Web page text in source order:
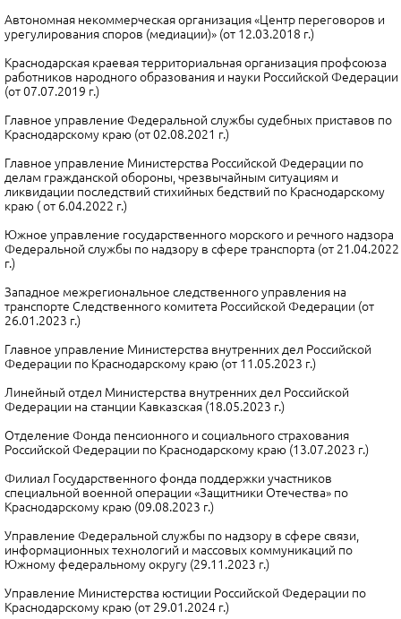
Автономная некоммерческая организация «Центр переговоров и
урегулирования споров (медиации)» (от 12.03.2018 г.)
Краснодарская краевая территориальная организация профсоюза
работников народного образования и науки Российской Федерации
(от 07.07.2019 г.)
Главное управление Федеральной службы судебных приставов по
Краснодарскому краю (от 02.08.2021 г.)
Главное управление Министерства Российской Федерации по
делам гражданской обороны, чрезвычайным ситуациям и
ликвидации последствий стихийных бедствий по Краснодарскому
краю ( от 6.04.2022 г.)
Южное управление государственного морского и речного надзора
Федеральной службы по надзору в сфере транспорта (от 21.04.2022
г.)
Западное межрегиональное следственного управления на
транспорте Следственного комитета Российской Федерации (от
26.01.2023 г.)
Главное управление Министерства внутренних дел Российской
Федерации по Краснодарскому краю (от 11.05.2023 г.)
Линейный отдел Министерства внутренних дел Российской
Федерации на станции Кавказская (18.05.2023 г.)
Отделение Фонда пенсионного и социального страхования
Российской Федерации по Краснодарскому краю (13.07.2023 г.)
Филиал Государственного фонда поддержки участников
специальной военной операции «Защитники Отечества» по
Краснодарскому краю (09.08.2023 г.)
Управление Федеральной службы по надзору в сфере связи,
информационных технологий и массовых коммуникаций по
Южному федеральному округу (29.11.2023 г.)
Управление Министерства юстиции Российской Федерации по
Краснодарскому краю (от 29.01.2024 г.)